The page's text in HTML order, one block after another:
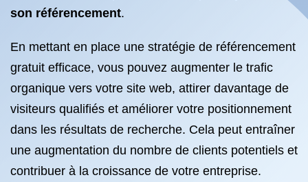
son référencement.
En mettant en place une stratégie de référencement
gratuit efficace, vous pouvez augmenter le trafic
organique vers votre site web, attirer davantage de
visiteurs qualifiés et améliorer votre positionnement
dans les résultats de recherche. Cela peut entraîner
une augmentation du nombre de clients potentiels et
contribuer à la croissance de votre entreprise.